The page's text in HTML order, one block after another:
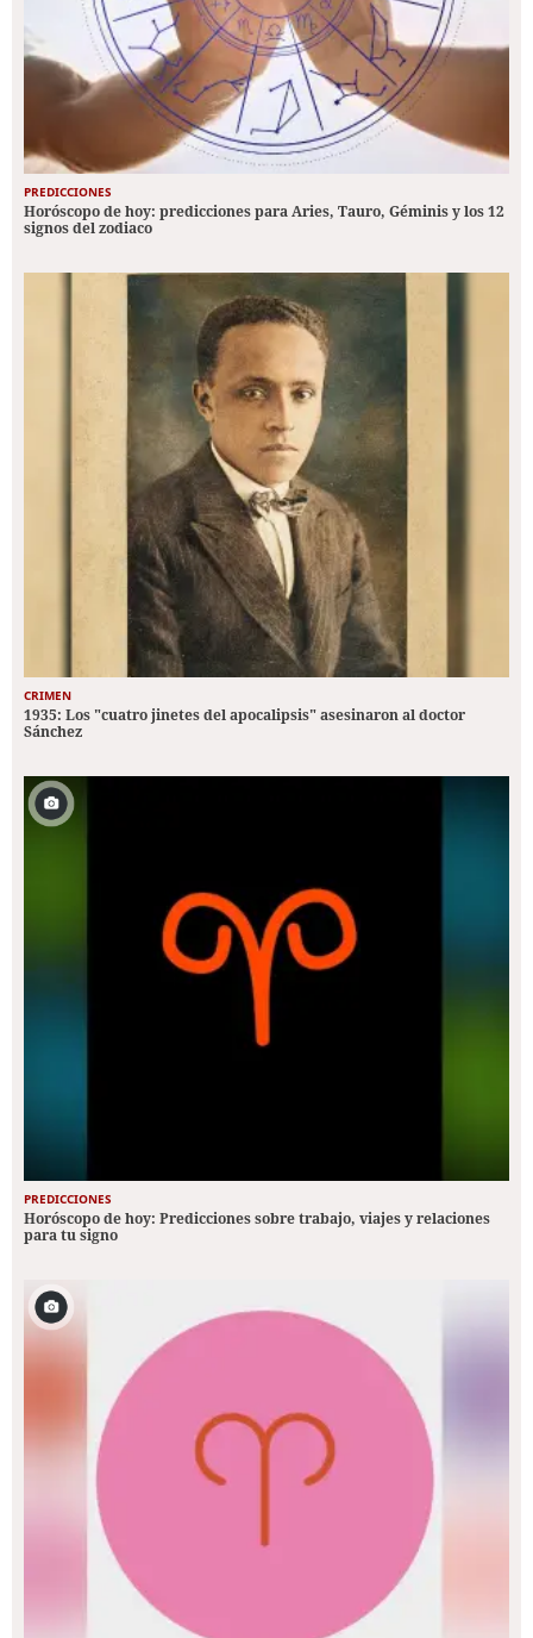
PREDICCIONES
Horóscopo de hoy: predicciones para Aries, Tauro, Géminis y los 12
signos del zodiaco
CRIMEN
1935: Los "cuatro jinetes del apocalipsis" asesinaron al doctor
Sánchez
PREDICCIONES
Horóscopo de hoy: Predicciones sobre trabajo, viajes y relaciones
para tu signo